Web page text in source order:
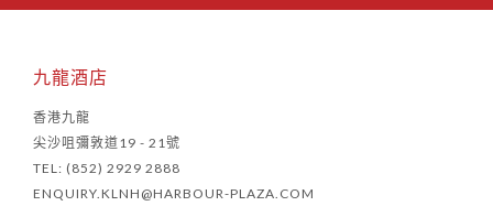
九龍酒店
香港九龍
尖沙咀彌敦道19 - 21號
TEL: (852) 2929 2888
ENQUIRY.KLNH@HARBOUR-PLAZA.COM